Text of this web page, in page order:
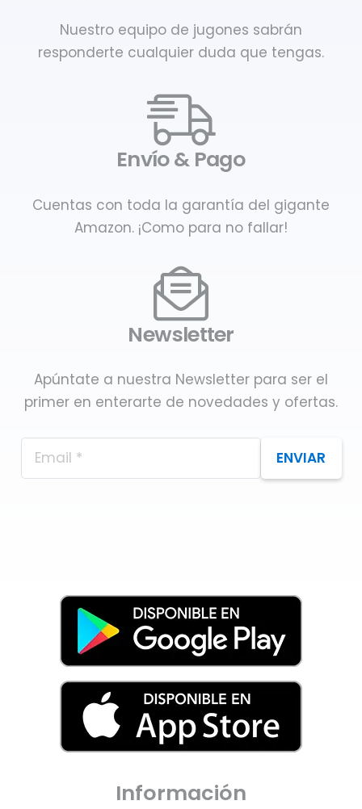
Nuestro equipo de jugones sabrán
responderte cualquier duda que tengas.
Envío & Pago
Cuentas con toda la garantía del gigante
Amazon. ¡Como para no fallar!
Newsletter
Apúntate a nuestra Newsletter para ser el
primer en enterarte de novedades y ofertas.
ENVIAR
Información